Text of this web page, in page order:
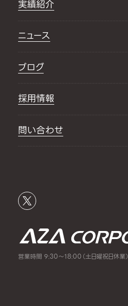
実績紹介
ニュース
ブログ
採用情報
問い合わせ
営業時間 9:30～18:00（土日曜祝日休業）